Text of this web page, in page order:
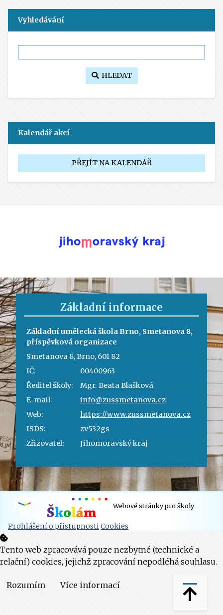
Vyhledávání
HLEDAT
Kalendář akcí
PŘEJÍT NA KALENDÁŘ
Základní informace
Základní umělecká škola Brno, Smetanova 8,
příspěvková organizace
Smetanova 8, Brno, 601 82
IČ:
00400963
Ředitel školy:
Mgr. Beata Blašková
E-mail:
info@zussmetanova.cz
Web:
https://www.zussmetanova.cz
ISDS:
zv532gs
Zřizovatel:
Jihomoravský kraj
Webové stránky pro školy
Prohlášení o přístupnostiCookies
Tento web zpracovává pouze nezbytné (technické a
relační) cookies, jejichž zpracování nepodléhá souhlasu.
Rozumím Více informací